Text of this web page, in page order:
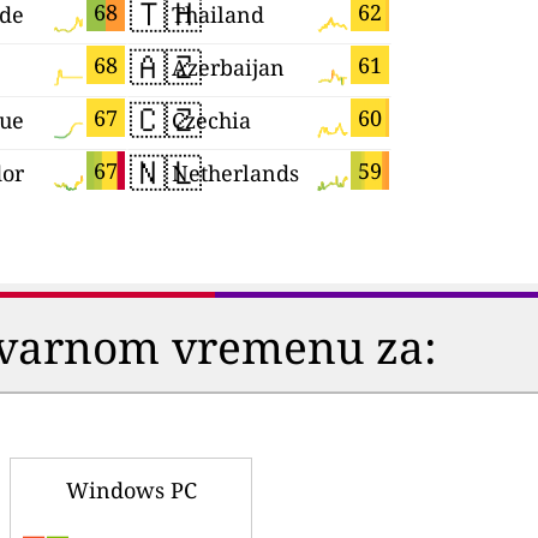
68
68
67
67
🇹🇭 62
Thailand
🇦🇿 61
Azerbaijan
🇨🇿 60
Czechia
🇳🇱 59
Netherlands
vremenu za:
Windows PC